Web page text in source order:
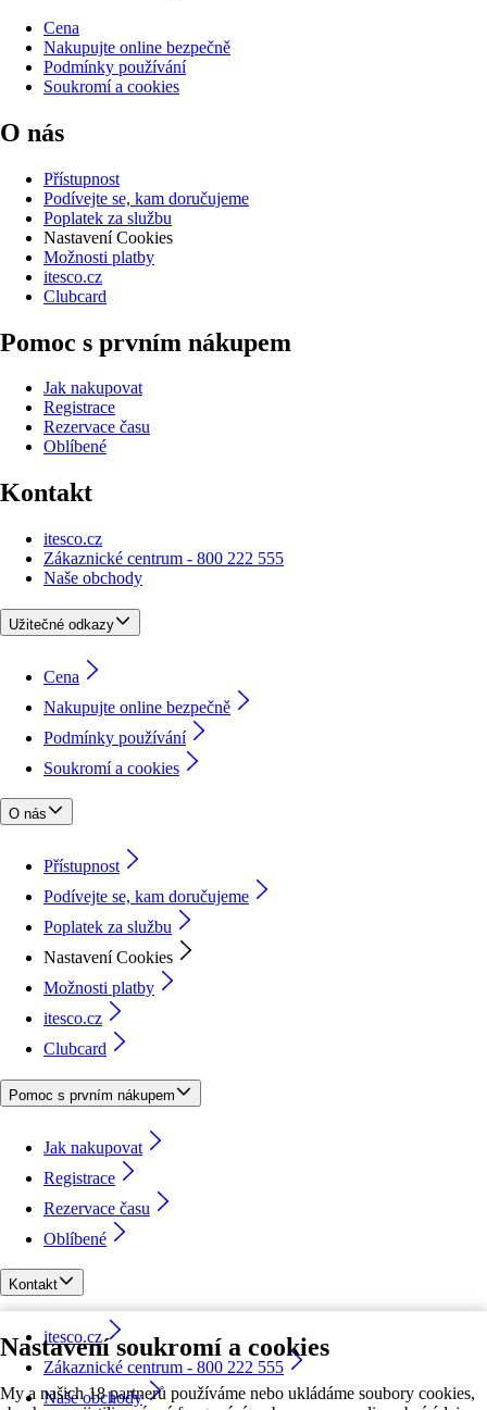
Nastavení soukromí a cookies
My a našich 18 partnerů používáme nebo ukládáme soubory cookies,
Cena
Nakupujte online bezpečně
Podmínky používání
Soukromí a cookies
O nás
Přístupnost
Podívejte se, kam doručujeme
Poplatek za službu
Nastavení Cookies
Možnosti platby
itesco.cz
Clubcard
Pomoc s prvním nákupem
Jak nakupovat
Registrace
Rezervace času
Oblíbené
Kontakt
itesco.cz
Zákaznické centrum - 800 222 555
Naše obchody
Užitečné odkazy
Cena
Nakupujte online bezpečně
Podmínky používání
Soukromí a cookies
O nás
Přístupnost
Podívejte se, kam doručujeme
Poplatek za službu
Nastavení Cookies
Možnosti platby
itesco.cz
Clubcard
Pomoc s prvním nákupem
Jak nakupovat
Registrace
Rezervace času
Oblíbené
Kontakt
itesco.cz
Zákaznické centrum - 800 222 555
Naše obchody